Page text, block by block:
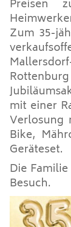
Preisen
Zum 35-
mit einer
Verlosung
Bike,
Geräteset.
Die
Besuch.